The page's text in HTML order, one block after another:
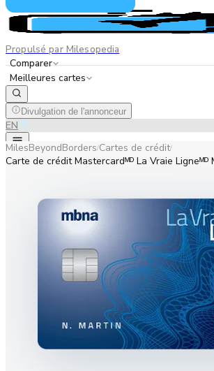
Propulsé par Milesopedia
Comparer
Meilleures cartes
Divulgation de l'annonceur
ENFR
MilesBeyondBorders/Cartes de crédit/
Carte de crédit Mastercardᴹᴰ La Vraie Ligneᴹᴰ